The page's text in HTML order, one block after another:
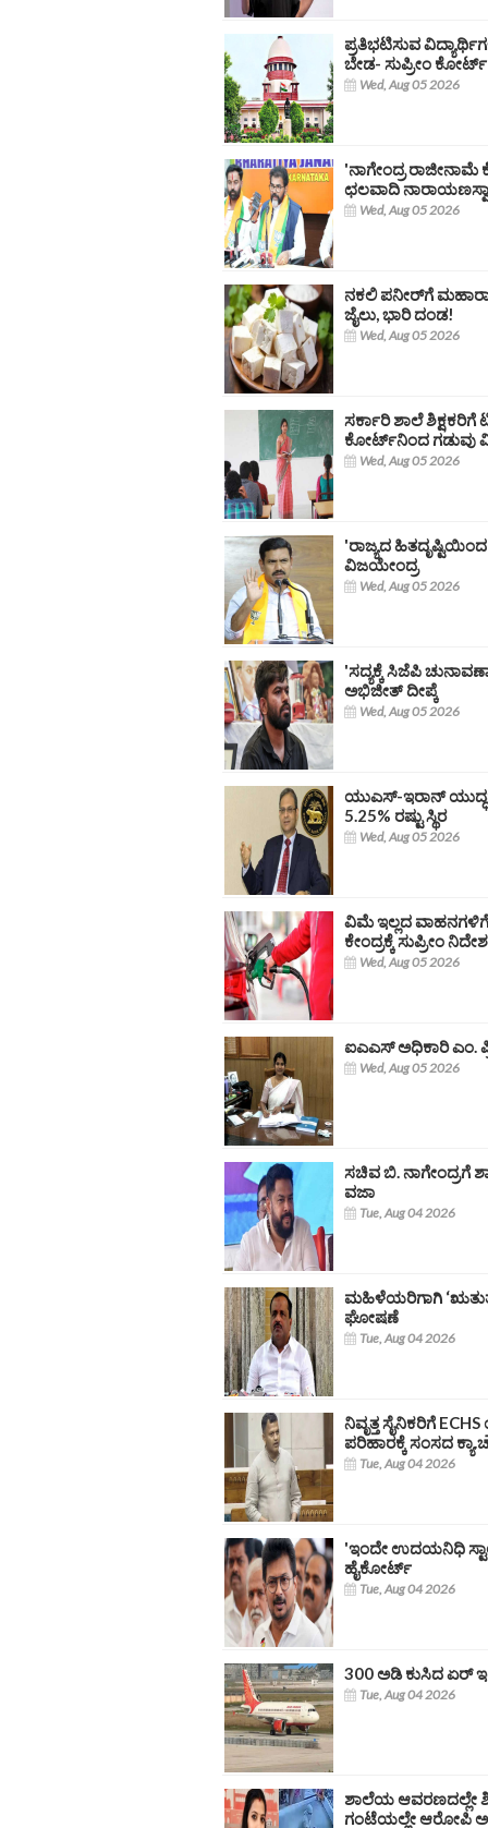
ಪ್ರತಿಭಟಿಸುವ
ಬೇಡ- ಸುಪ್ರೀಂ ಕೋರ್ಟ್
Wed, Aug 05 2026
'ನಾಗೇಂದ್ರ
ಛಲವಾದಿ
Wed, Aug 05 2026
ನಕಲಿ ಪನೀರ್‌ಗೆ
ಜೈಲು, ಭಾರಿ ದಂಡ!
Wed, Aug 05 2026
ಸರ್ಕಾರಿ ಶಾಲೆ
ಕೋರ್ಟ್‌ನಿಂದ ಗಡುವು
Wed, Aug 05 2026
'ರಾಜ್ಯದ
ವಿಜಯೇಂದ್ರ
Wed, Aug 05 2026
'ಸದ್ಯಕ್ಕೆ ಸಿಜೆಪಿ
ಅಭಿಜೀತ್ ದೀಪ್ಕೆ
Wed, Aug 05 2026
ಯುಎಸ್‌-ಇರಾನ್‌
5.25% ರಷ್ಟು ಸ್ಥಿರ
Wed, Aug 05 2026
ವಿಮೆ ಇಲ್ಲದ
ಕೇಂದ್ರಕ್ಕೆ ಸುಪ್ರೀಂ
Wed, Aug 05 2026
ಐಎಎಸ್​ ಅಧಿಕಾರಿ ಎಂ.
Wed, Aug 05 2026
ಸಚಿವ ಬಿ. ನಾಗೇಂದ್ರಗೆ
ವಜಾ
Tue, Aug 04 2026
ಮಹಿಳೆಯರಿಗಾಗಿ
ಘೋಷಣೆ
Tue, Aug 04 2026
ನಿವೃತ್ತ ಸೈನಿಕರಿಗೆ
ಪರಿಹಾರಕ್ಕೆ ಸಂಸದ
Tue, Aug 04 2026
'ಇಂದೇ ಉದಯನಿಧಿ
ಹೈಕೋರ್ಟ್‌
Tue, Aug 04 2026
300 ಅಡಿ ಕುಸಿದ ಏರ್
Tue, Aug 04 2026
ಶಾಲೆಯ ಆವರಣದಲ್ಲೇ
ಗಂಟೆಯಲ್ಲೇ ಆರೋಪಿ